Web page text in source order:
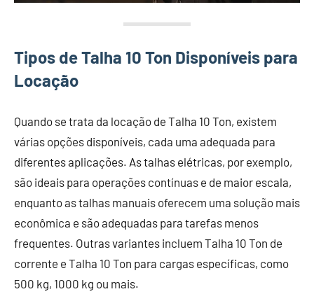
Tipos de Talha 10 Ton Disponíveis para
Locação
Quando se trata da locação de Talha 10 Ton, existem
várias opções disponíveis, cada uma adequada para
diferentes aplicações. As talhas elétricas, por exemplo,
são ideais para operações contínuas e de maior escala,
enquanto as talhas manuais oferecem uma solução mais
econômica e são adequadas para tarefas menos
frequentes. Outras variantes incluem Talha 10 Ton de
corrente e Talha 10 Ton para cargas específicas, como
500 kg, 1000 kg ou mais.